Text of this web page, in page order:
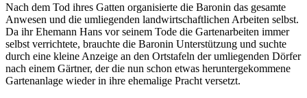
Nach dem Tod ihres Gatten organisierte die Baronin das gesamte
Anwesen und die umliegenden landwirtschaftlichen Arbeiten selbst.
Da ihr Ehemann Hans vor seinem Tode die Gartenarbeiten immer
selbst verrichtete, brauchte die Baronin Unterstützung und suchte
durch eine kleine Anzeige an den Ortstafeln der umliegenden Dörfer
nach einem Gärtner, der die nun schon etwas heruntergekommene
Gartenanlage wieder in ihre ehemalige Pracht versetzt.